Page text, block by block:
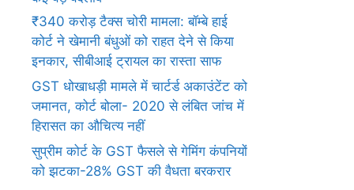
₹340 करोड़ टैक्स चोरी मामला: बॉम्बे हाई
कोर्ट ने खेमानी बंधुओं को राहत देने से किया
इनकार, सीबीआई ट्रायल का रास्ता साफ
GST धोखाधड़ी मामले में चार्टर्ड अकाउंटेंट को
जमानत, कोर्ट बोला- 2020 से लंबित जांच में
हिरासत का औचित्य नहीं
सुप्रीम कोर्ट के GST फैसले से गेमिंग कंपनियों
को झटका-28% GST की वैधता बरकरार